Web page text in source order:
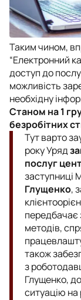
Таким чином,
“Електронний
доступ до
можливість
необхідну
Станом на 1
безробітних
Тут варто
року Уряд
послуг
заступниці
Глущенко,
передбачає
методів,
також
з
Глущенко,
ситуацію на